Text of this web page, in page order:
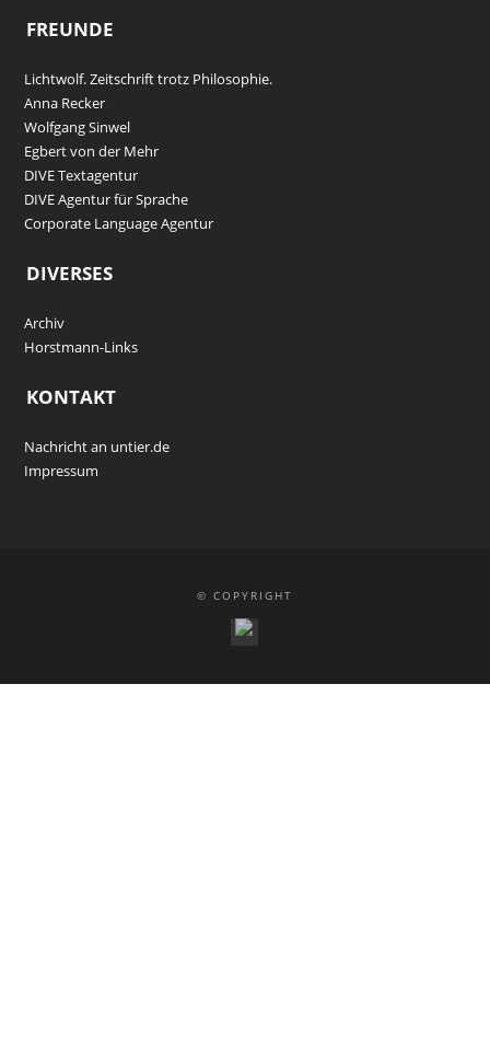
FREUNDE
Lichtwolf. Zeitschrift trotz Philosophie.
Anna Recker
Wolfgang Sinwel
Egbert von der Mehr
DIVE Textagentur
DIVE Agentur für Sprache
Corporate Language Agentur
DIVERSES
Archiv
Horstmann-Links
KONTAKT
Nachricht an untier.de
Impressum
© COPYRIGHT